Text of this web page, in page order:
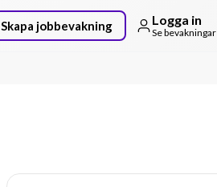
Skapa jobbevakning Logga in
Se bevakningar